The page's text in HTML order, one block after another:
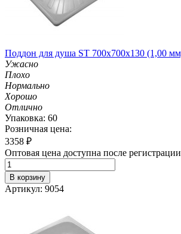
Поддон для душа ST 700х700х130 (1,00
Ужасно
Плохо
Нормально
Хорошо
Отлично
Упаковка: 60
Розничная цена:
3358 ₽
Оптовая цена доступна после регистрации
В корзину
Артикул: 9054